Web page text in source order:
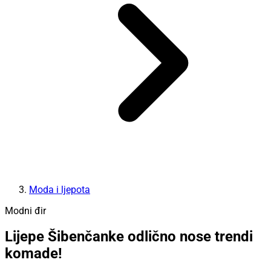
Moda i ljepota
Modni đir
Lijepe Šibenčanke odlično nose trendi
komade!